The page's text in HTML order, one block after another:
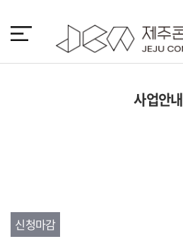
바
가
사업안내
신청마감